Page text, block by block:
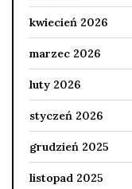
kwiecień 2026
marzec 2026
luty 2026
styczeń 2026
grudzień 2025
listopad 2025